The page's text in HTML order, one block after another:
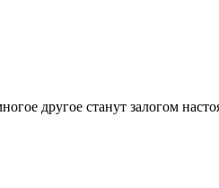
другое станут залогом